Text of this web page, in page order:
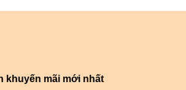
khuyến mãi mới nhất